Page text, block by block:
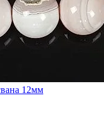
12мм